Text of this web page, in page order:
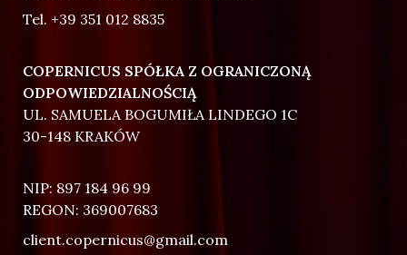
Tel. +39 351 012 8835
COPERNICUS SPÓŁKA Z OGRANICZONĄ
ODPOWIEDZIALNOŚCIĄ
UL. SAMUELA BOGUMIŁA LINDEGO 1C
30-148 KRAKÓW
NIP: 897 184 96 99
REGON: 369007683
client.copernicus@gmail.com